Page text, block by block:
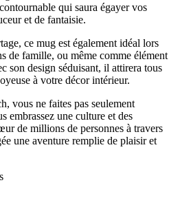
qui saura égayer vos
et de fantaisie.
ce mug est également idéal lors
de famille, ou même comme élément
son design séduisant, il attirera tous
à votre décor intérieur.
vous ne faites pas seulement
embrassez une culture et des
de millions de personnes à travers
une aventure remplie de plaisir et